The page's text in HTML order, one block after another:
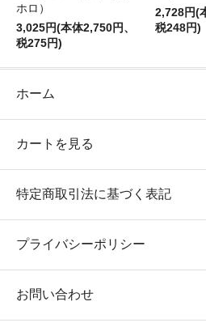
ホロ）
3,025円(本体2,750円、
税275円)
2,728円(
税248円)
ホーム
カートを見る
特定商取引法に基づく表記
プライバシーポリシー
お問い合わせ